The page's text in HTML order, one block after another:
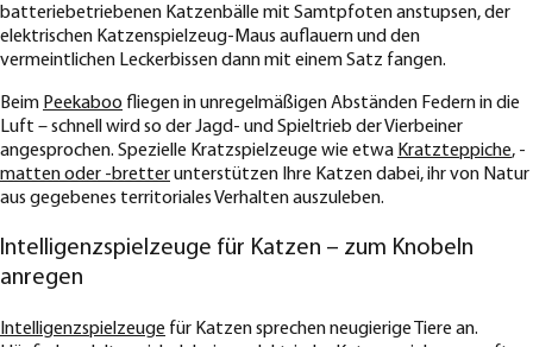
batteriebetriebenen Katzenbälle mit Samtpfoten anstupsen, der
elektrischen Katzenspielzeug-Maus auflauern und den
vermeintlichen Leckerbissen dann mit einem Satz fangen.
Beim Peekaboo fliegen in unregelmäßigen Abständen Federn in die
Luft – schnell wird so der Jagd- und Spieltrieb der Vierbeiner
angesprochen. Spezielle Kratzspielzeuge wie etwa Kratzteppiche, -
matten oder -bretterunterstützen Ihre Katzen dabei, ihr von Natur
aus gegebenes territoriales Verhalten auszuleben.
Intelligenzspielzeuge für Katzen – zum Knobeln
anregen
Intelligenzspielzeuge für Katzen sprechen neugierige Tiere an.